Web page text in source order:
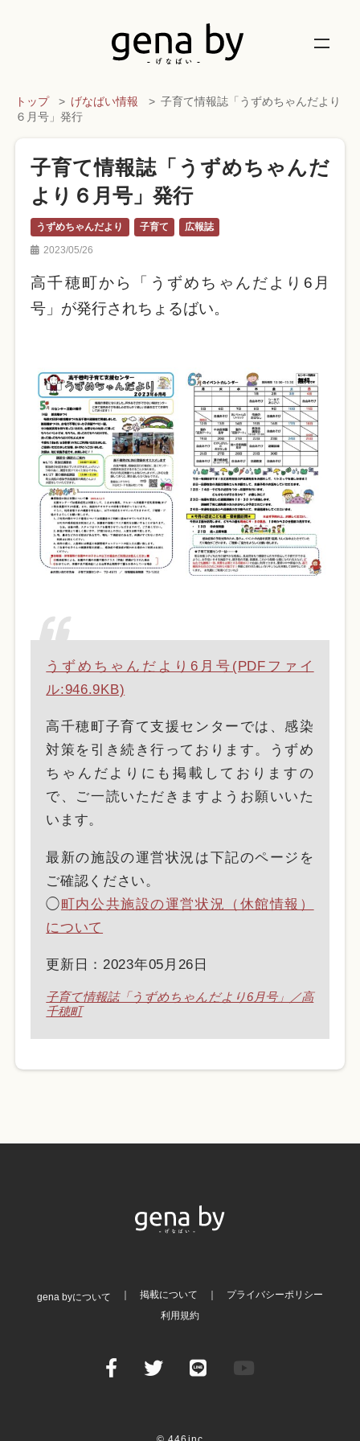
トップ げなばい情報
子育て情報誌「うずめちゃんだより
６月号」発行
子育て情報誌「うずめちゃんだ
より６月号」発行
うずめちゃんだより 子育て 広報誌
2023/05/26
高千穂町から「うずめちゃんだより6月
号」が発行されちょるばい。
うずめちゃんだより6月号(PDFファイ
ル:946.9KB)
高千穂町子育て支援センターでは、感染
対策を引き続き行っております。うずめ
ちゃんだよりにも掲載しておりますの
で、ご一読いただきますようお願いいた
います。
最新の施設の運営状況は下記のページを
ご確認ください。
◯町内公共施設の運営状況（休館情報）
について
更新日：2023年05月26日
子育て情報誌「うずめちゃんだより6月号」／高
千穂町
gena byについて 掲載について
プライバシーポリシー
利用規約